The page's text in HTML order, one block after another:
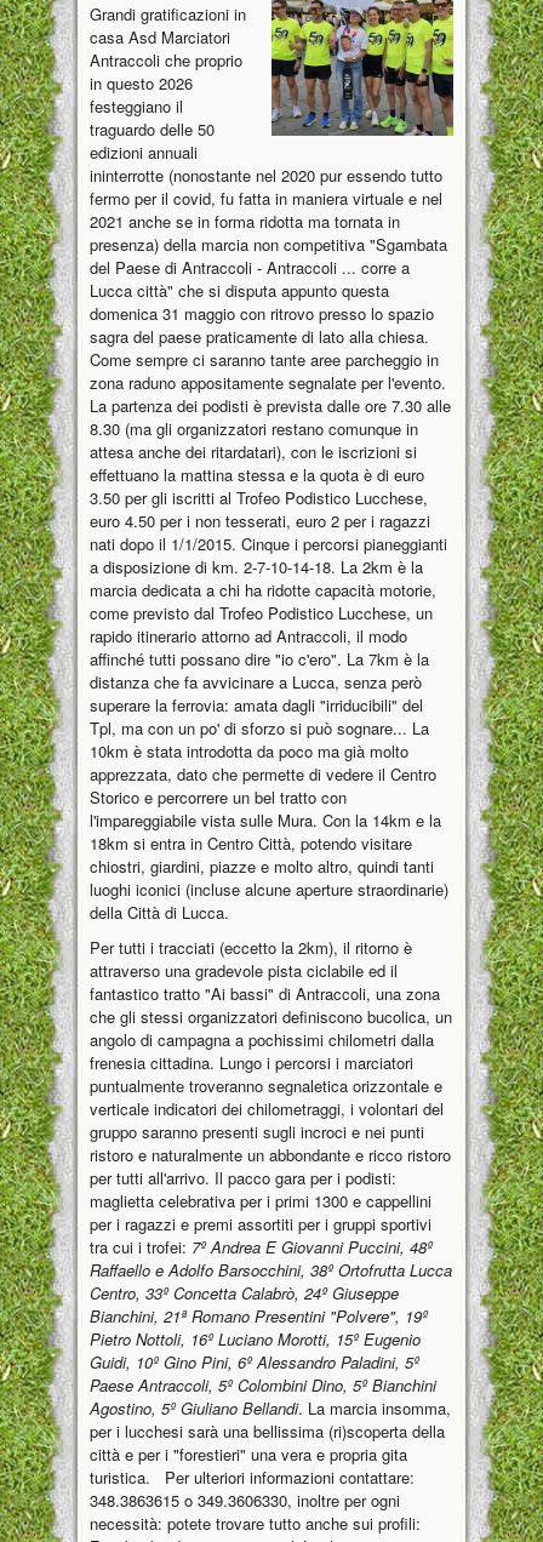
Grandi gratificazioni in
casa Asd Marciatori
Antraccoli che proprio
in questo 2026
festeggiano il
traguardo delle 50
edizioni annuali
ininterrotte (nonostante nel 2020 pur essendo tutto
fermo per il covid, fu fatta in maniera virtuale e nel
2021 anche se in forma ridotta ma tornata in
presenza) della marcia non competitiva "Sgambata
del Paese di Antraccoli - Antraccoli ... corre a
Lucca città" che si disputa appunto questa
domenica 31 maggio con ritrovo presso lo spazio
sagra del paese praticamente di lato alla chiesa.
Come sempre ci saranno tante aree parcheggio in
zona raduno appositamente segnalate per l'evento.
La partenza dei podisti è prevista dalle ore 7.30 alle
8.30 (ma gli organizzatori restano comunque in
attesa anche dei ritardatari), con le iscrizioni si
effettuano la mattina stessa e la quota è di euro
3.50 per gli iscritti al Trofeo Podistico Lucchese,
euro 4.50 per i non tesserati, euro 2 per i ragazzi
nati dopo il 1/1/2015. Cinque i percorsi pianeggianti
a disposizione di km. 2-7-10-14-18. La 2km è la
marcia dedicata a chi ha ridotte capacità motorie,
come previsto dal Trofeo Podistico Lucchese, un
rapido itinerario attorno ad Antraccoli, il modo
affinché tutti possano dire "io c'ero". La 7km è la
distanza che fa avvicinare a Lucca, senza però
superare la ferrovia: amata dagli "irriducibili" del
Tpl, ma con un po' di sforzo si può sognare... La
10km è stata introdotta da poco ma già molto
apprezzata, dato che permette di vedere il Centro
Storico e percorrere un bel tratto con
l'impareggiabile vista sulle Mura. Con la 14km e la
18km si entra in Centro Città, potendo visitare
chiostri, giardini, piazze e molto altro, quindi tanti
luoghi iconici (incluse alcune aperture straordinarie)
della Città di Lucca.
Per tutti i tracciati (eccetto la 2km), il ritorno è
attraverso una gradevole pista ciclabile ed il
fantastico tratto "Ai bassi" di Antraccoli, una zona
che gli stessi organizzatori definiscono bucolica, un
angolo di campagna a pochissimi chilometri dalla
frenesia cittadina. Lungo i percorsi i marciatori
puntualmente troveranno segnaletica orizzontale e
verticale indicatori dei chilometraggi, i volontari del
gruppo saranno presenti sugli incroci e nei punti
ristoro e naturalmente un abbondante e ricco ristoro
per tutti all'arrivo. Il pacco gara per i podisti:
maglietta celebrativa per i primi 1300 e cappellini
per i ragazzi e premi assortiti per i gruppi sportivi
tra cui i trofei: 7º Andrea E Giovanni Puccini, 48º
Raffaello e Adolfo Barsocchini, 38º Ortofrutta Lucca
Centro, 33º Concetta Calabrò, 24º Giuseppe
Bianchini, 21ª Romano Presentini "Polvere", 19º
Pietro Nottoli, 16º Luciano Morotti, 15º Eugenio
Guidi, 10º Gino Pini, 6º Alessandro Paladini, 5º
Paese Antraccoli, 5º Colombini Dino, 5º Bianchini
Agostino, 5º Giuliano Bellandi. La marcia insomma,
per i lucchesi sarà una bellissima (ri)scoperta della
città e per i "forestieri" una vera e propria gita
turistica. Per ulteriori informazioni contattare:
348.3863615 o 349.3606330, inoltre per ogni
necessità: potete trovare tutto anche sui profili: